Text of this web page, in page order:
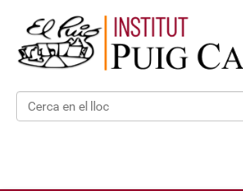
Cerca